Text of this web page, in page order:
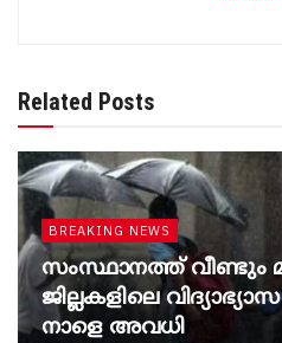
Related Posts
BREAKING NEWS
സംസ്ഥാനത്ത് വീണ്ടും
ജില്ലകളിലെ
നാളെ അവധി